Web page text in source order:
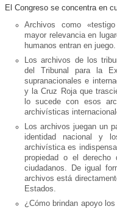
El Congreso se concentra en
Archivos como
mayor relevancia en
humanos entran en juego.
Los archivos de los
del Tribunal para la
supranacionales e
y la Cruz Roja que
lo sucede con esos
archivísticas
Los archivos juegan un
identidad nacional y
archivística es
propiedad o el
ciudadanos. De igual
archivos está
Estados.
¿Cómo brindan apoyo